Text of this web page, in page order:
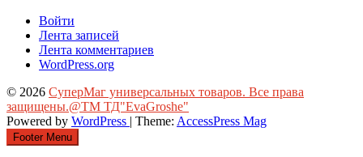
Войти
Лента записей
Лента комментариев
WordPress.org
© 2026 СуперМаг универсальных товаров. Все права
защищены.@ТМ ТД"EvaGroshe"
Powered by WordPress | Theme: AccessPress Mag
Footer Menu